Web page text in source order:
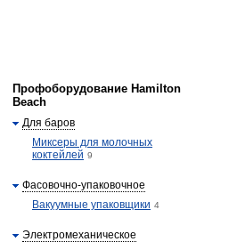
Профоборудование Hamilton
Beach
Для баров
Миксеры для молочных
коктейлей 9
Фасовочно-упаковочное
Вакуумные упаковщики 4
Электромеханическое